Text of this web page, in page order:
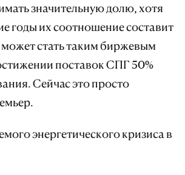
значительную долю, хотя
годы их соотношение составит
может стать таким биржевым
поставок СПГ 50%
Сейчас это просто
энергетического кризиса в